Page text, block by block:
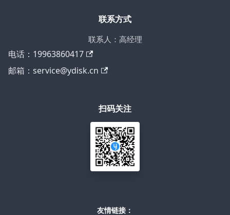
联系方式
联系人：高经理
电话：19963860417
邮箱：service@ydisk.cn
扫码关注
友情链接：